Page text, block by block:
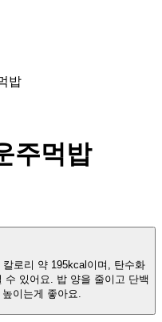
밥
주먹밥
로리 약 195kcal이며, 탄수화
수 있어요. 밥 양을 줄이고 단백
이는게 좋아요.